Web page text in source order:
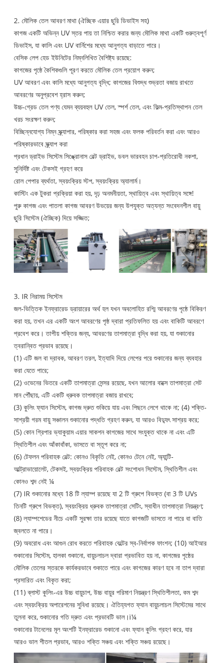
2. মৌলিক তেল আবরণ মাথা (ঐচ্ছিক এয়ার ছুরি ডিভাইস সহ)
কাগজ একটি অভিন্ন UV স্তর পায় তা নিশ্চিত করার জন্য মৌলিক মাথা একটি গুরুত্বপূর্ণ
ডিভাইস, যা কালি এবং UV বার্নিশের মধ্যে আনুগত্য বাড়াতে পারে।
বেসিক লেপ হেড ইউনিটের নিম্নলিখিত বৈশিষ্ট্য রয়েছে:
কাগজের পৃষ্ঠে কৈশিকগুলি পূরণ করতে মৌলিক তেল প্রয়োগ করুন;
UV আবরণ এবং কালি মধ্যে আনুগত্য বৃদ্ধি; কাগজের বিশুদ্ধ শুভ্রতা বজায় রাখতে
আবরণের অনুপ্রবেশ হ্রাস করুন;
উচ্চ-গ্রেড তেল পণ্য যেমন ব্যয়বহুল UV তেল, স্পর্শ তেল, এবং ফিল্ম-প্রতিস্থাপন তেল
খরচ সংরক্ষণ করুন;
বিচ্ছিন্নযোগ্য নিম্ন স্ক্র্যাপার, পরিষ্কার করা সহজ এবং ফলক পরিবর্তন করা এবং আরও
পরিষ্কারভাবে স্ক্র্যাপ করা
প্রধান ড্রাইভ সিস্টেম সিঙ্ক্রোনাস বেল্ট ড্রাইভ, ডবল ভারবহন চাপ-প্রতিরোধী নকশা,
সুনির্দিষ্ট এবং টেকসই গ্রহণ করে
রোল পেপার ব্যর্থতা, স্বয়ংক্রিয় স্টপ, স্বয়ংক্রিয় অ্যালার্ম।
কাস্টিং এক টুকরা প্রক্রিয়া করা হয়, দৃঢ় অনমনীয়তা, স্থায়িত্ব এবং স্থায়িত্ব সঙ্গে!
পুরু কাগজ এবং পাতলা কাগজ আবরণ উভয়ের জন্য উপযুক্ত অত্যন্ত সংবেদনশীল বায়ু
ছুরি সিস্টেম (ঐচ্ছিক) দিয়ে সজ্জিত;
3. IR নিরাময় সিস্টেম
জল-ভিত্তিক ইনফ্রারেড ড্রায়ারের অর্থ হল যখন অবলোহিত রশ্মি আবরণের পৃষ্ঠে বিকিরণ
করা হয়, তখন এর একটি অংশ আবরণের পৃষ্ঠ দ্বারা প্রতিফলিত হয় এবং বাকিটি আবরণে
প্রবেশ করে। তাপীয় শক্তির জন্য, আবরণের তাপমাত্রা বৃদ্ধি করা হয়, যা শুকানোর
ত্বরান্বিত প্রভাব রয়েছে।
(1) এটি জল বা দ্রাবক, আবরণ তরল, ইত্যাদি দিয়ে লেপের পরে শুকানোর জন্য ব্যবহার
করা যেতে পারে;
(2) ওভেনের ভিতরে একটি তাপমাত্রা সেন্সর রয়েছে, যখন আলোর বাক্সে তাপমাত্রা সেট
মান পৌঁছায়, এটি একটি ধ্রুবক তাপমাত্রা বজায় রাখবে;
(3) কুলিং ফ্যান সিস্টেম, কাগজ দ্রুত শুকিয়ে যায় এবং পিছনে লেগে থাকে না; (4) শক্তি-
সাশ্রয়ী গরম বায়ু সঞ্চালন শুকানোর পদ্ধতি গ্রহণ করুন, যা আরও বিদ্যুৎ সাশ্রয় করে;
(5) কোন গ্রিপার ভ্যাকুয়াম এয়ার সাকশন কাগজের সাথে সংযুক্ত থাকে না এবং এটি
স্থিতিশীল এবং আঁকাবাঁকা, ভাসতে বা স্তূপ করে না;
(6) টেফলন পরিবাহক বেল্ট: কোনও বিকৃতি নেই, কোনও টেনে নেই, অ্যান্টি-
আল্ট্রাভায়োলেট, টেকসই, স্বয়ংক্রিয় পরিবাহক বেল্ট সংশোধন সিস্টেম, স্থিতিশীল এবং
কোনও শব্দ নেই ¼
(7) IR শুকানোর মধ্যে 18 টি ল্যাম্প রয়েছে যা 2 টি গ্রুপে বিভক্ত (বা 3 টি UVs
তিনটি গ্রুপে বিভক্ত), স্বয়ংক্রিয় ধ্রুবক তাপমাত্রা সেটিং, স্বাধীন তাপমাত্রা নিয়ন্ত্রণ;
(8) ল্যাম্পশেডের নীচে একটি সুরক্ষা তার রয়েছে যাতে কাগজটি ভাসতে না পারে বা বাতি
জ্বলতে না পারে।
(9) অবরোধ এবং আগুন রোধ করতে পরিবাহক বেল্টের স্ব-নির্বাপক ফাংশন; (10) আইআর
শুকানোর সিস্টেম, হালকা শুকানো, বায়ুচলাচল দ্বারা প্রভাবিত হয় না, কাগজের পৃষ্ঠের
মৌলিক তেলের স্তরকে কার্যকরভাবে শুকাতে পারে এবং কাগজের কারণ হবে না তাপ দ্বারা
প্রসারিত এবং বিকৃত করা;
(11) ব্লাস্ট কুলিং-এর উচ্চ বায়ুচাপ, উচ্চ বায়ুর পরিমাণ নিয়ন্ত্রণ স্থিতিশীলতা, কম শব্দ
এবং স্বয়ংক্রিয় অপারেশনের সুবিধা রয়েছে। ঐতিহ্যগত ফ্যান বায়ুচলাচল সিস্টেমের সাথে
তুলনা করে, শুকানোর গতি দ্রুত এবং প্রভাবটি ভাল।ï¼
শুকানোর টানেলের মূল অংশটি ইনফ্রারেড শুকানো এবং ফ্যান কুলিং গ্রহণ করে, যার
আরও ভাল শীতল প্রভাব, আরও শক্তি সঞ্চয় এবং শক্তি সঞ্চয় রয়েছে।